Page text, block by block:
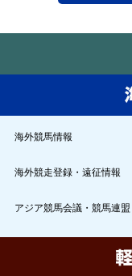
海外競馬情報
海外競走登録・遠征情報
アジア競馬会議・競馬連盟